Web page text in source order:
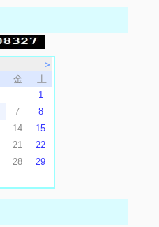
＞
金 土
1
7
8
14
15
21
22
28
29